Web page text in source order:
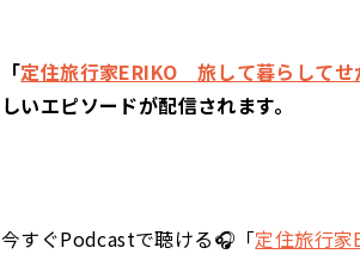
「定住旅行家ERIKO 旅して暮らしてせ
しいエピソードが配信されます。
今すぐPodcastで聴ける🎧「定住旅行